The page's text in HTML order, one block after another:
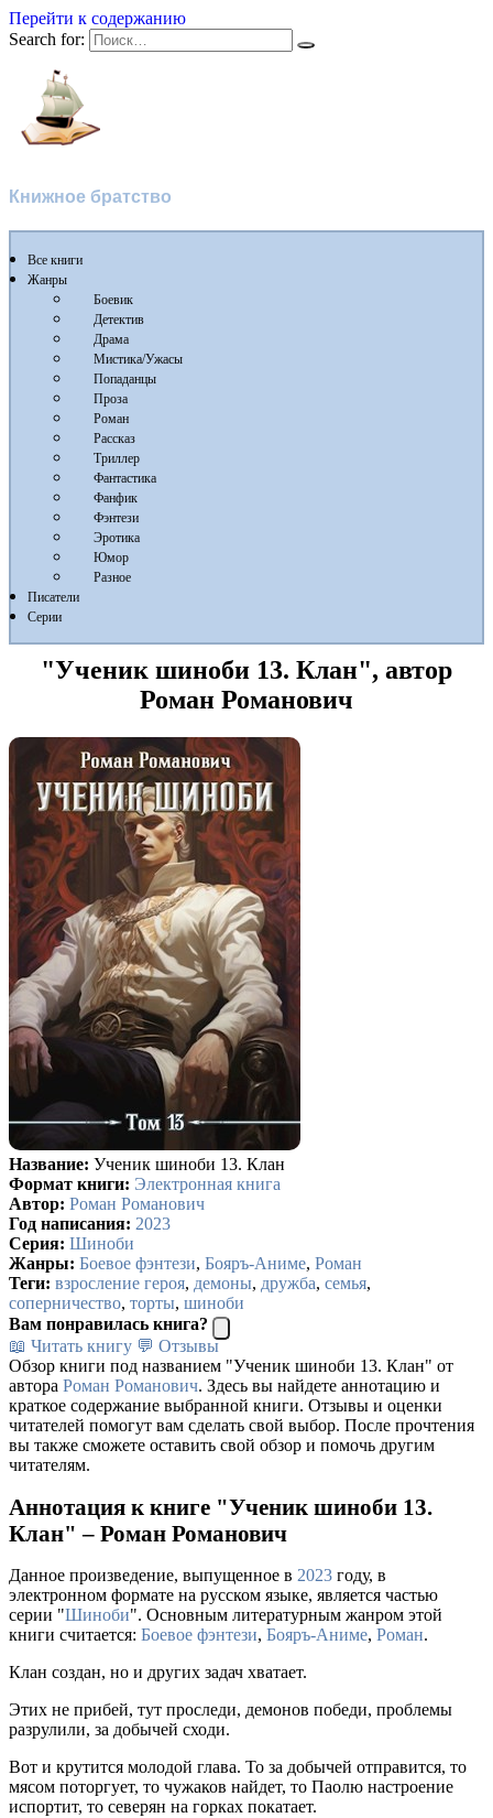
Перейти к содержанию
Search for:
Книжное братство
Все книги
Жанры
Боевик
Детектив
Драма
Мистика/Ужасы
Попаданцы
Проза
Роман
Рассказ
Триллер
Фантастика
Фанфик
Фэнтези
Эротика
Юмор
Разное
Писатели
Серии
"Ученик шиноби 13. Клан", автор
Роман Романович
Название: Ученик шиноби 13. Клан
Формат книги: Электронная книга
Автор: Роман Романович
Год написания: 2023
Серия: Шиноби
Жанры: Боевое фэнтези, Бояръ-Аниме, Роман
Теги: взросление героя, демоны, дружба, семья,
соперничество, торты, шиноби
Вам понравилась книга?
📖 Читать книгу 💬 Отзывы
Обзор книги под названием "Ученик шиноби 13. Клан" от
автора Роман Романович. Здесь вы найдете аннотацию и
краткое содержание выбранной книги. Отзывы и оценки
читателей помогут вам сделать свой выбор. После прочтения
вы также сможете оставить свой обзор и помочь другим
читателям.
Аннотация к книге "Ученик шиноби 13.
Клан" – Роман Романович
Данное произведение, выпущенное в 2023 году, в
электронном формате на русском языке, является частью
серии "Шиноби". Основным литературным жанром этой
книги считается: Боевое фэнтези, Бояръ-Аниме, Роман.
Клан создан, но и других задач хватает.
Этих не прибей, тут проследи, демонов победи, проблемы
разрулили, за добычей сходи.
Вот и крутится молодой глава. То за добычей отправится, то
мясом поторгует, то чужаков найдет, то Паолю настроение
испортит, то северян на горках покатает.